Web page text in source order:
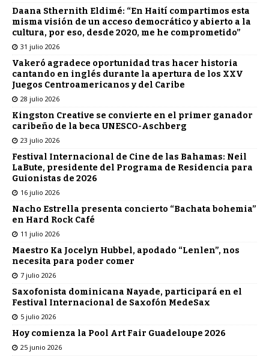
Daana Sthernith Eldimé: “En Haití compartimos esta
misma visión de un acceso democrático y abierto a la
cultura, por eso, desde 2020, me he comprometido”
31 julio 2026
Vakeró agradece oportunidad tras hacer historia
cantando en inglés durante la apertura de los XXV
Juegos Centroamericanos y del Caribe
28 julio 2026
Kingston Creative se convierte en el primer ganador
caribeño de la beca UNESCO-Aschberg
23 julio 2026
Festival Internacional de Cine de las Bahamas: Neil
LaBute, presidente del Programa de Residencia para
Guionistas de 2026
16 julio 2026
Nacho Estrella presenta concierto “Bachata bohemia”
en Hard Rock Café
11 julio 2026
Maestro Ka Jocelyn Hubbel, apodado “Lenlen”, nos
necesita para poder comer
7 julio 2026
Saxofonista dominicana Nayade, participará en el
Festival Internacional de Saxofón MedeSax
5 julio 2026
Hoy comienza la Pool Art Fair Guadeloupe 2026
25 junio 2026